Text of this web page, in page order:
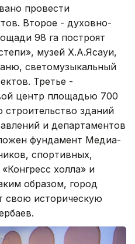
провести
Второе - духовно-
98 га построят
музей Х.А.Ясауи,
светомузыкальный
Третье -
центр площадью 700
строительство зданий
и департаментов
фундамент Медиа-
спортивных,
холла» и
образом, город
свою историческую